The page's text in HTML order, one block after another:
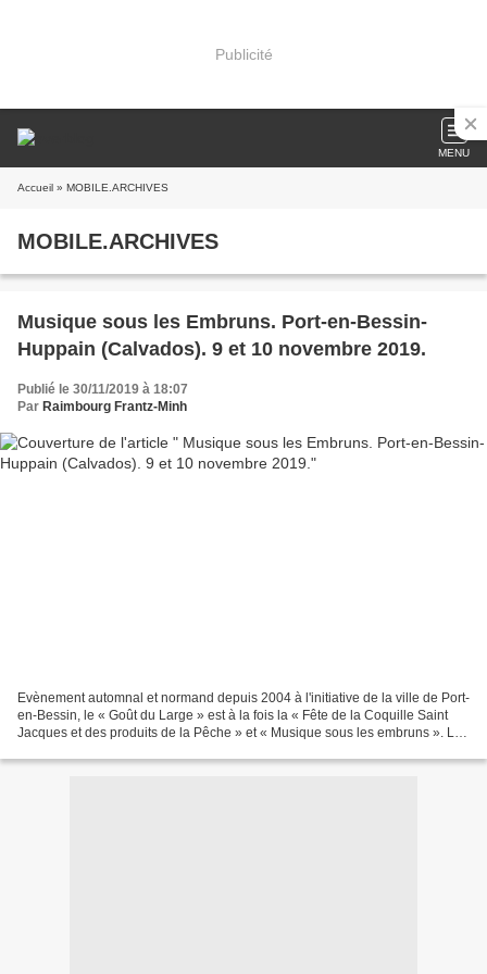
Publicité
MENU
Accueil » MOBILE.ARCHIVES
MOBILE.ARCHIVES
Musique sous les Embruns. Port-en-Bessin-
Huppain (Calvados). 9 et 10 novembre 2019.
Publié le 30/11/2019 à 18:07
Par Raimbourg Frantz-Minh
Evènement automnal et normand depuis 2004 à l'initiative de la ville de Port-
en-Bessin, le « Goût du Large » est à la fois la « Fête de la Coquille Saint
Jacques et des produits de la Pêche » et « Musique sous les embruns ». Le